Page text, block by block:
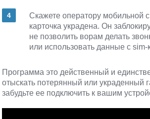
Скажете оператору мобильной
карточка украдена. Он
не позволить ворам делать
или использовать данные с sim-
Программа это действенный и
отыскать потерянный или украденный
забудьте ее подключить к вашим